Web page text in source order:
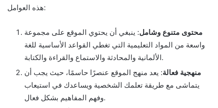
هذه العوامل:
محتوى متنوع وشامل: ينبغي أن يحتوي الموقع على مجموعة
واسعة من المواد التعليمية التي تغطي القواعد الأساسية للغة
الألمانية والمحادثة والاستماع والقراءة والكتابة.
منهجية فعالة: يعد منهج الموقع عنصرًا حاسمًا، حيث يجب أن
يتماشى مع طريقة تعلمك الشخصية ويساعدك في استيعاب
وفهم المفاهيم بشكل فعال.